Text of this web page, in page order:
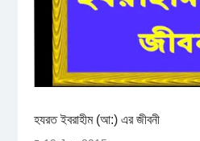
হযরত ইবরাহীম (আ:) এর জীবনী